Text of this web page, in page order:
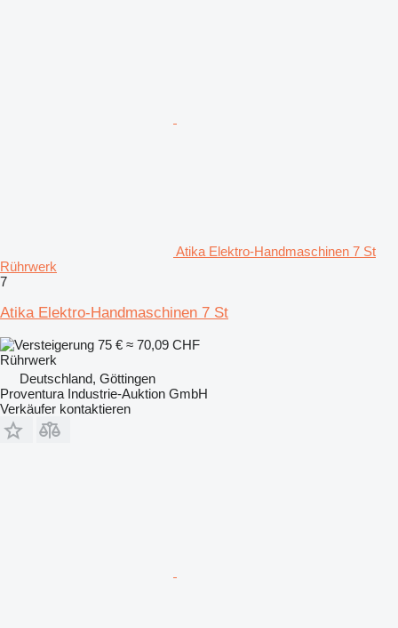
Atika Elektro-Handmaschinen 7 St
Rührwerk
7
Atika Elektro-Handmaschinen 7 St
75 € ≈ 70,09 CHF
Rührwerk
Deutschland, Göttingen
Proventura Industrie-Auktion GmbH
Verkäufer kontaktieren